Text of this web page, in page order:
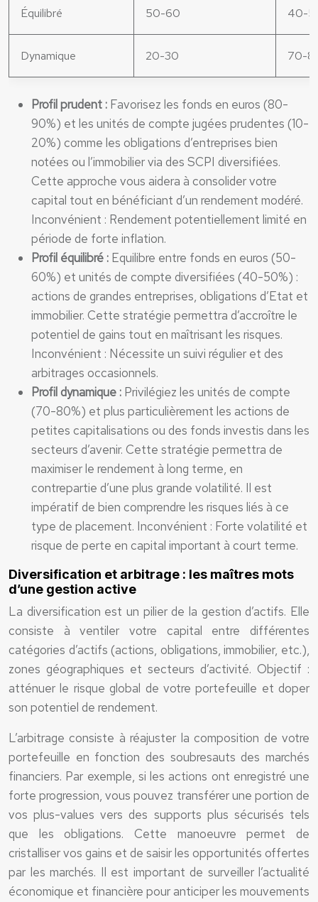
Équilibré 50-60 40-
Dynamique 20-30 70-
Profil prudent : Favorisez les fonds en euros (80-
90%) et les unités de compte jugées prudentes (10-
20%) comme les obligations d’entreprises bien
notées ou l’immobilier via des SCPI diversifiées.
Cette approche vous aidera à consolider votre
capital tout en bénéficiant d’un rendement modéré.
Inconvénient : Rendement potentiellement limité en
période de forte inflation.
Profil équilibré : Equilibre entre fonds en euros (50-
60%) et unités de compte diversifiées (40-50%) :
actions de grandes entreprises, obligations d’Etat et
immobilier. Cette stratégie permettra d’accroître le
potentiel de gains tout en maîtrisant les risques.
Inconvénient : Nécessite un suivi régulier et des
arbitrages occasionnels.
Profil dynamique : Privilégiez les unités de compte
(70-80%) et plus particulièrement les actions de
petites capitalisations ou des fonds investis dans les
secteurs d’avenir. Cette stratégie permettra de
maximiser le rendement à long terme, en
contrepartie d’une plus grande volatilité. Il est
impératif de bien comprendre les risques liés à ce
type de placement. Inconvénient : Forte volatilité et
risque de perte en capital important à court terme.
Diversification et arbitrage : les maîtres mots
d’une gestion active
La diversification est un pilier de la gestion d’actifs. Elle
consiste à ventiler votre capital entre différentes
catégories d’actifs (actions, obligations, immobilier, etc.),
zones géographiques et secteurs d’activité. Objectif :
atténuer le risque global de votre portefeuille et doper
son potentiel de rendement.
L’arbitrage consiste à réajuster la composition de votre
portefeuille en fonction des soubresauts des marchés
financiers. Par exemple, si les actions ont enregistré une
forte progression, vous pouvez transférer une portion de
vos plus-values vers des supports plus sécurisés tels
que les obligations. Cette manoeuvre permet de
cristalliser vos gains et de saisir les opportunités offertes
par les marchés. Il est important de surveiller l’actualité
économique et financière pour anticiper les mouvements